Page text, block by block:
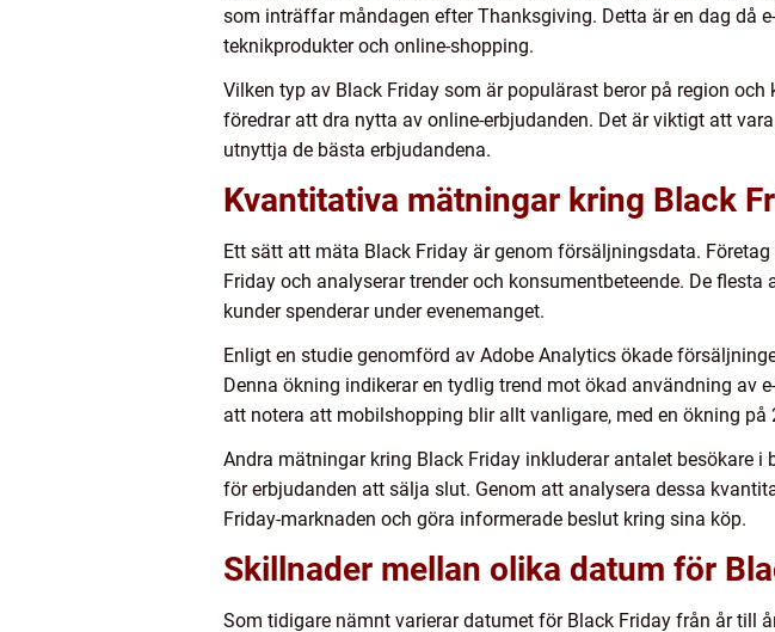
som inträffar måndagen efter Thanksgiving. Detta är en dag då
teknikprodukter och online-shopping.
Vilken typ av Black Friday som är populärast beror på region
föredrar att dra nytta av online-erbjudanden. Det är viktigt att
utnyttja de bästa erbjudandena.
Kvantitativa mätningar kring Black
Ett sätt att mäta Black Friday är genom försäljningsdata.
Friday och analyserar trender och konsumentbeteende. De
kunder spenderar under evenemanget.
Enligt en studie genomförd av Adobe Analytics ökade
Denna ökning indikerar en tydlig trend mot ökad användning av
att notera att mobilshopping blir allt vanligare, med en ökning
Andra mätningar kring Black Friday inkluderar antalet besökare
för erbjudanden att sälja slut. Genom att analysera dessa
Friday-marknaden och göra informerade beslut kring sina köp.
Skillnader mellan olika datum för
Som tidigare nämnt varierar datumet för Black Friday från år till